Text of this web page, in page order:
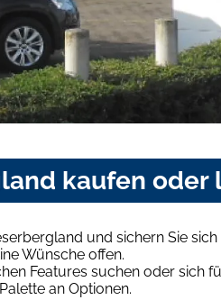
kaufen oder
und sichern Sie
Wünsche offen.
Features suchen oder sich
an Optionen.